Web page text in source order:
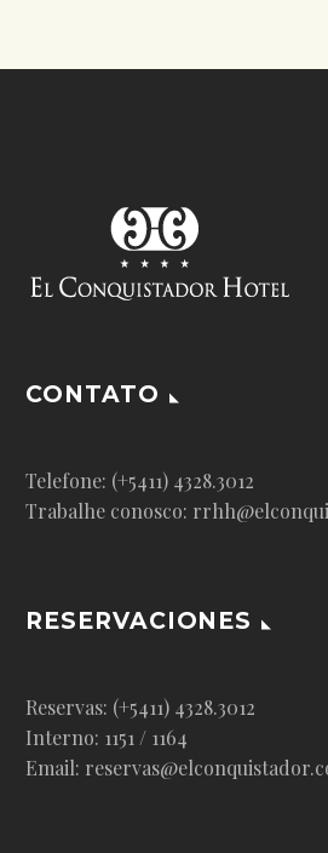
CONTATO
Telefone: (+5411) 4328.3012
Trabalhe conosco:
RESERVACIONES
Reservas: (+5411) 4328.3012
Interno: 1151 / 1164
Email: